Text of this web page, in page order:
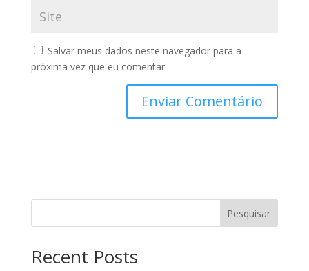
Salvar meus dados neste navegador para a
próxima vez que eu comentar.
Pesquisar
Recent Posts